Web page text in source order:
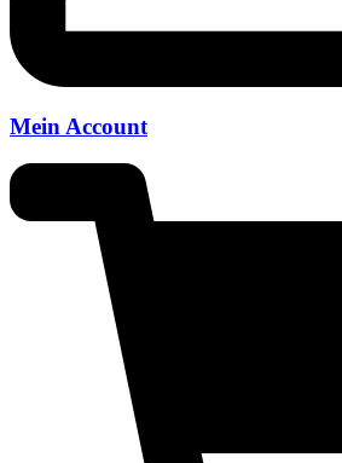
Mein Account